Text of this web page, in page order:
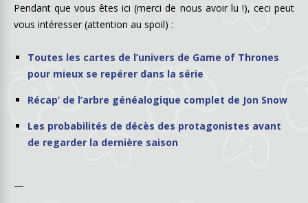
Pendant que vous êtes ici (merci de nous avoir lu !), ceci peut
vous intéresser (attention au spoil) :
Toutes les cartes de l’univers de Game of Thrones
pour mieux se repérer dans la série
Récap’ de l’arbre généalogique complet de Jon Snow
Les probabilités de décès des protagonistes avant
de regarder la dernière saison
—